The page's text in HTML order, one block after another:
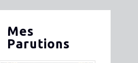
Mes
Parutions